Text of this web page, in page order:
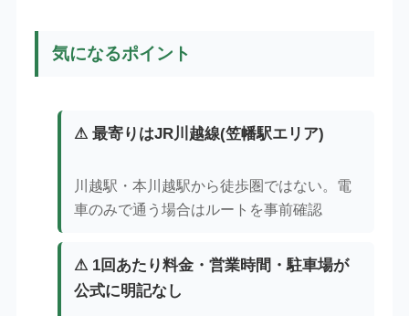
気になるポイント
⚠ 最寄りはJR川越線(笠幡駅エリア)
川越駅・本川越駅から徒歩圏ではない。電
車のみで通う場合はルートを事前確認
⚠ 1回あたり料金・営業時間・駐車場が
公式に明記なし